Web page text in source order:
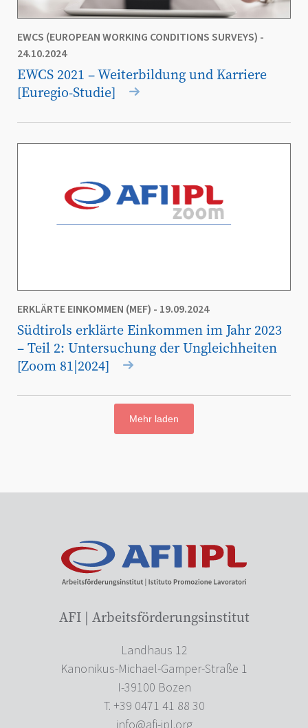
EWCS (EUROPEAN WORKING CONDITIONS SURVEYS) -
24.10.2024
EWCS 2021 – Weiterbildung und Karriere
[Euregio-Studie]
ERKLÄRTE EINKOMMEN (MEF) - 19.09.2024
Südtirols erklärte Einkommen im Jahr 2023
– Teil 2: Untersuchung der Ungleichheiten
[Zoom 81|2024]
Mehr laden
AFI | Arbeitsförderungsinstitut
Landhaus 12
Kanonikus-Michael-Gamper-Straße 1
I-39100 Bozen
T. +39 0471 41 88 30